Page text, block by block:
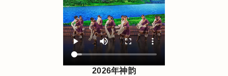
2026年神韵